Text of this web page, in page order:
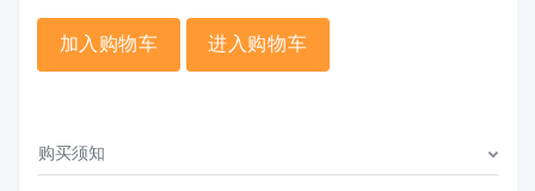
加入购物车 进入购物车
购买须知